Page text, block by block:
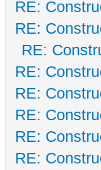
RE:
RE:
RE:
RE:
RE:
RE:
RE:
RE: